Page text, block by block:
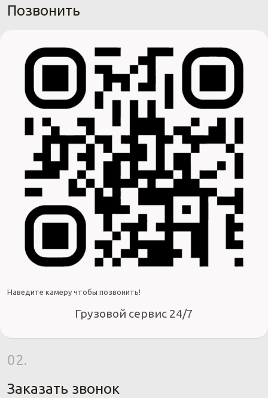
Позвонить
Наведите камеру чтобы позвонить!
Грузовой сервис 24/7
02.
Заказать звонок